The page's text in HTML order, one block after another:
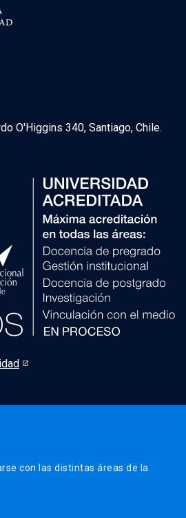
O'Higgins 340, Santiago, Chile.
con las distintas áreas de la